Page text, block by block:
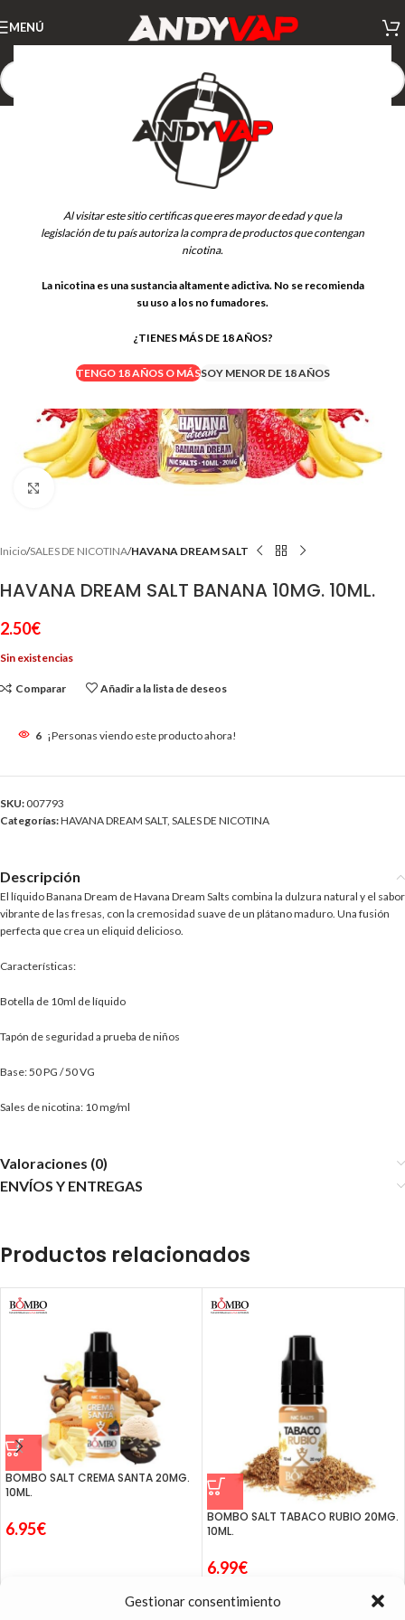
Al visitar este sitio certificas que eres mayor de edad y que la
legislación de tu país autoriza la compra de productos que contengan
nicotina.
La nicotina es una sustancia altamente adictiva. No se recomienda
su uso a los no fumadores.
¿TIENES MÁS DE 18 AÑOS?
TENGO 18 AÑOS O MÁSSOY MENOR DE 18 AÑOS
Gestionar consentimiento
MENÚ
Inicio SALES DE NICOTINA HAVANA DREAM SALT
HAVANA DREAM SALT BANANA 10MG. 10ML.
2.50€
Sin existencias
Comparar Añadir a la lista de deseos
6 ¡Personas viendo este producto ahora!
SKU: 007793
Categorías:HAVANA DREAM SALT, SALES DE NICOTINA
Descripción
El líquido Banana Dream de Havana Dream Salts combina la dulzura natural y el sabor
vibrante de las fresas, con la cremosidad suave de un plátano maduro. Una fusión
perfecta que crea un eliquid delicioso.
Características:
Botella de 10ml de líquido
Tapón de seguridad a prueba de niños
Base: 50 PG / 50 VG
Sales de nicotina: 10 mg/ml
Valoraciones (0)
ENVÍOS Y ENTREGAS
Productos relacionados
BOMBO SALT CREMA SANTA 20MG.
10ML.
6.95€
BOMBO SALT TABACO RUBIO 20MG.
10ML.
6.99€